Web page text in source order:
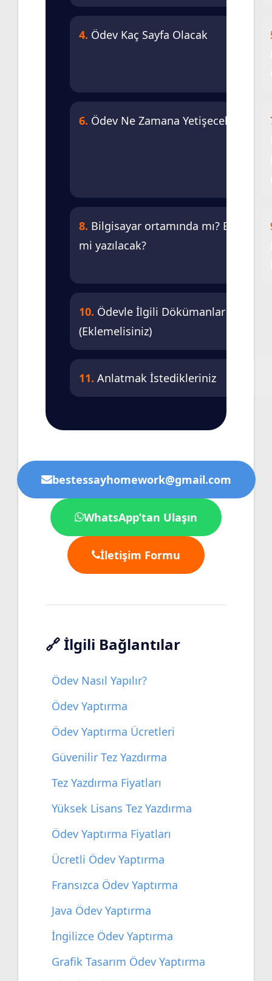
4. Ödev Kaç Sayfa Olacak
6. Ödev Ne Zamana Yetişecek
8. Bilgisayar ortamında mı? Elle
mi yazılacak?
10. Ödevle İlgili Dökümanlar
(Eklemelisiniz)
11. Anlatmak İstedikleriniz
bestessayhomework@gmail.com
WhatsApp’tan Ulaşın
İletişim Formu
🔗 İlgili Bağlantılar
Ödev Nasıl Yapılır?
Ödev Yaptırma
Ödev Yaptırma Ücretleri
Güvenilir Tez Yazdırma
Tez Yazdırma Fiyatları
Yüksek Lisans Tez Yazdırma
Ödev Yaptırma Fiyatları
Ücretli Ödev Yaptırma
Fransızca Ödev Yaptırma
Java Ödev Yaptırma
İngilizce Ödev Yaptırma
Grafik Tasarım Ödev Yaptırma